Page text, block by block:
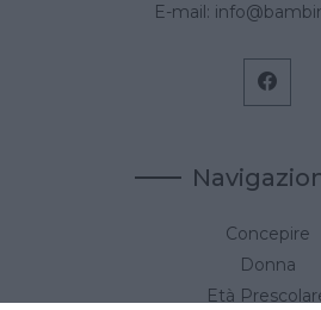
E-mail:
Concepire
Donna
Età